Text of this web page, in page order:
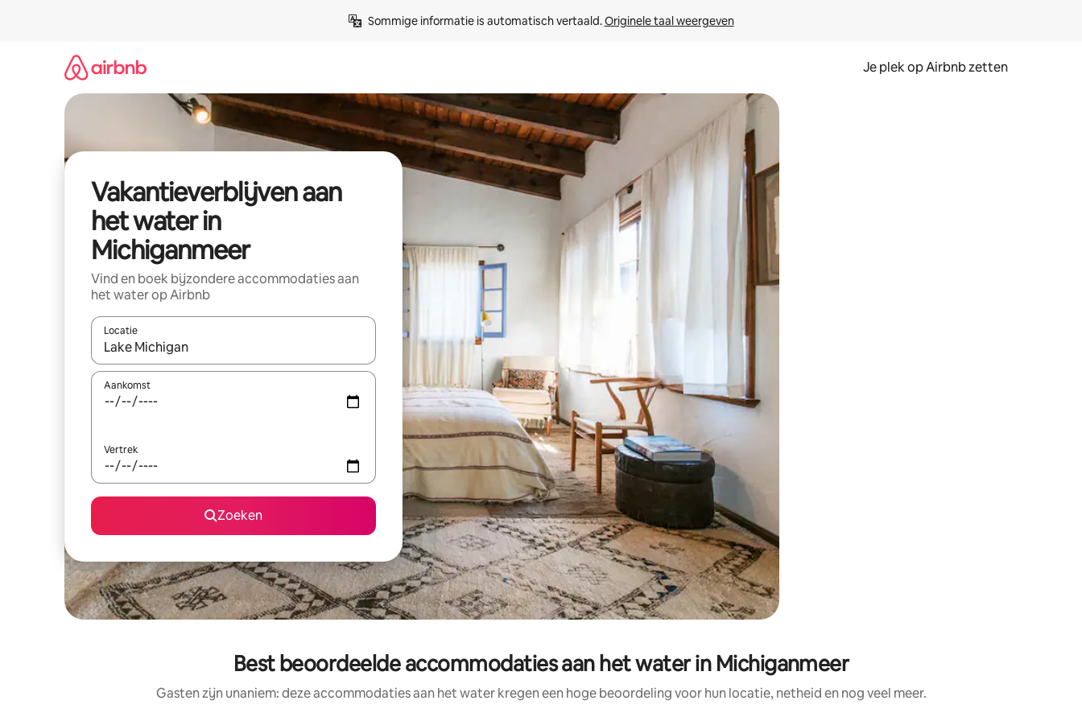
Sommige informatie is automatisch vertaald. Originele taal weergeven
Je plek op Airbnb zetten
Vakantieverblijven aan
het water in
Michiganmeer
Vind en boek bijzondere accommodaties aan
het water op Airbnb
Locatie
Wanneer er resultaten beschikbaar zijn, maak je een keuze met je de pijltjestoetsen omhoog en omlaag, óf door te tikken of swipen.
Aankomst
Vertrek
Zoeken
Best beoordeelde accommodaties aan het water in Michiganmeer
Gasten zijn unaniem: deze accommodaties aan het water kregen een hoge beoordeling voor hun locatie, netheid en nog veel meer.